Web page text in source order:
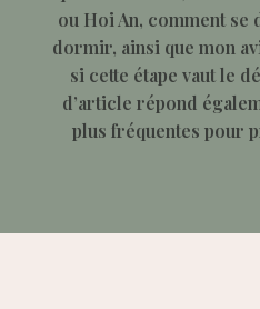
ou Hoi An, comment se
dormir, ainsi que mon
si cette étape vaut le
d’article répond
plus fréquentes pour